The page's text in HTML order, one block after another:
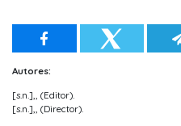
Autores:
[s.n.],, (Editor).
[s.n.],, (Director).